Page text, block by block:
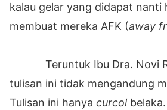
kalau gelar yang didapat nanti
membuat mereka AFK (away
Teruntuk Ibu Dra. Novi
tulisan ini tidak mengandung
Tulisan ini hanya curcol